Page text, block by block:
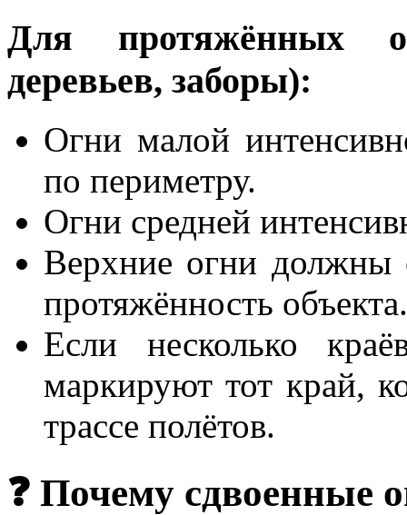
Для протяжённых
деревьев, заборы):
Огни малой
по периметру.
Огни средней
Верхние огни должны
протяжённость объекта.
Если несколько
маркируют тот край,
трассе полётов.
❓ Почему сдвоенные